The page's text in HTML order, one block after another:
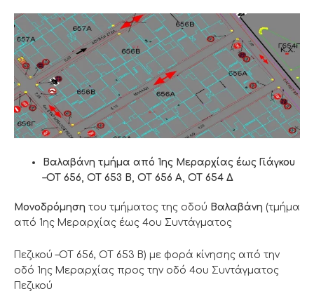
Βαλαβάνη τμήμα από 1ης Μεραρχίας έως Γιάγκου
–ΟΤ 656, ΟΤ 653 Β, ΟΤ 656 Α, ΟΤ 654 Δ
Μονοδρόμηση του τμήματος της οδού Βαλαβάνη (τμήμα
από 1ης Μεραρχίας έως 4ου Συντάγματος
Πεζικού –ΟΤ 656, ΟΤ 653 Β) με φορά κίνησης από την
οδό 1ης Μεραρχίας προς την οδό 4ου Συντάγματος
Πεζικού